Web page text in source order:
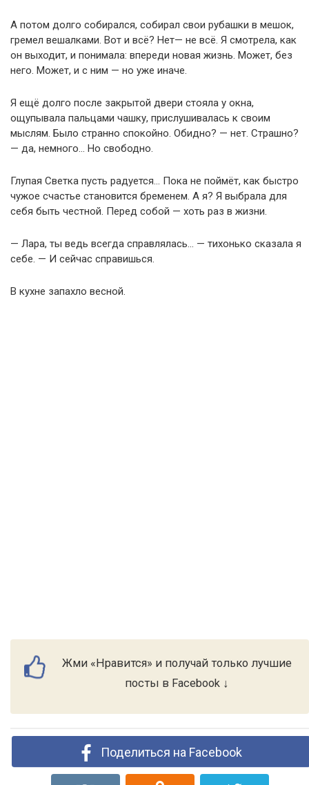
А потом долго собирался, собирал свои рубашки в мешок,
гремел вешалками. Вот и всё? Нет— не всё. Я смотрела, как
он выходит, и понимала: впереди новая жизнь. Может, без
него. Может, и с ним — но уже иначе.
Я ещё долго после закрытой двери стояла у окна,
ощупывала пальцами чашку, прислушивалась к своим
мыслям. Было странно спокойно. Обидно? — нет. Страшно?
— да, немного… Но свободно.
Глупая Светка пусть радуется… Пока не поймёт, как быстро
чужое счастье становится бременем. А я? Я выбрала для
себя быть честной. Перед собой — хоть раз в жизни.
— Лара, ты ведь всегда справлялась… — тихонько сказала я
себе. — И сейчас справишься.
В кухне запахло весной.
Жми «Нравится» и получай только лучшие
посты в Facebook ↓
Поделиться на Facebook